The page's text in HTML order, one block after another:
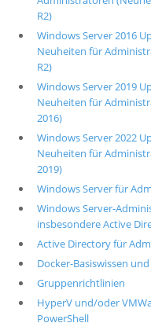
R2)
Windows Server 2016
Neuheiten für
R2)
Windows Server 2019
Neuheiten für
2016)
Windows Server 2022
Neuheiten für
2019)
Windows Server für
Windows Server-
insbesondere Active
Active Directory für
Docker-Basiswissen
Gruppenrichtlinien
HyperV und/oder
PowerShell